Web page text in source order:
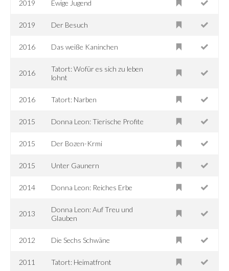
2019 Ewige Jugend
2019 Der Besuch
2016 Das weiße Kaninchen
2016
Tatort: Wofür es sich zu leben
lohnt
2016 Tatort: Narben
2015 Donna Leon: Tierische Profite
2015 Der Bozen-Krmi
2015 Unter Gaunern
2014 Donna Leon: Reiches Erbe
2013
Donna Leon: Auf Treu und
Glauben
2012 Die Sechs Schwäne
2011 Tatort: Heimatfront